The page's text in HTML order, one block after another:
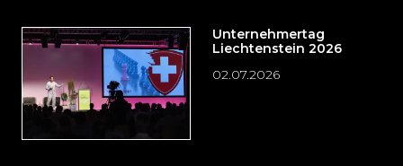
Unternehmertag
Liechtenstein 2026
02.07.2026